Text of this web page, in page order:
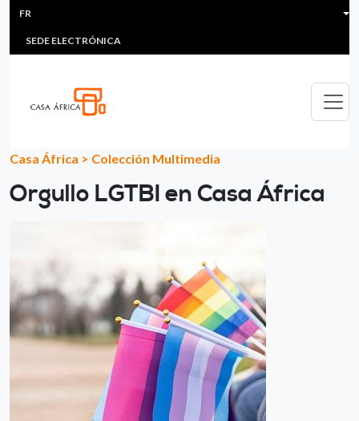
Aller au contenu principal
HEADER MENU
MULTIMEDIA
SEDE ELECTRÓNICA
FR
Casa África > Colección Multimedia
Orgullo LGTBI en Casa África